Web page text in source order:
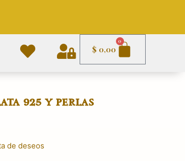
$ 0,00
0
Carrito
925 y perlas
de deseos